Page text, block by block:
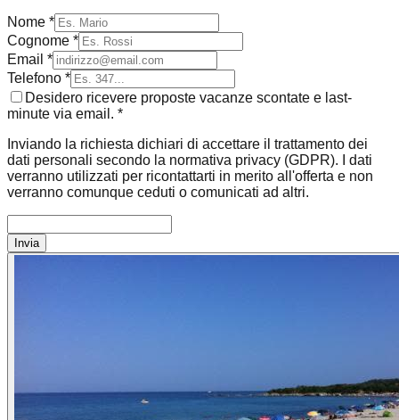
Nome *
Cognome *
Email *
Telefono *
Desidero ricevere proposte vacanze scontate e last-
minute via email. *
Inviando la richiesta dichiari di accettare il trattamento dei
dati personali secondo la normativa privacy (GDPR). I dati
verranno utilizzati per ricontattarti in merito all'offerta e non
verranno comunque ceduti o comunicati ad altri.
Invia